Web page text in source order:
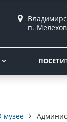
п.
музее